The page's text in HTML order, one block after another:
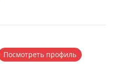
Посмотреть профиль